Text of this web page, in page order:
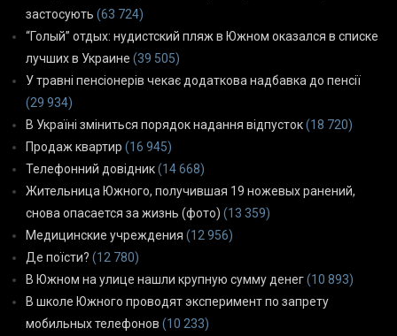
застосують (63 724)
“Голый” отдых: нудистский пляж в Южном оказался в списке
лучших в Украине (39 505)
У травні пенсіонерів чекає додаткова надбавка до пенсії
(29 934)
В Україні зміниться порядок надання відпусток(18 720)
Продаж квартир (16 945)
Телефонний довідник(14 668)
Жительница Южного, получившая 19 ножевых ранений,
снова опасается за жизнь (фото) (13 359)
Медицинские учреждения (12 956)
Де поїсти? (12 780)
В Южном на улице нашли крупную сумму денег(10 893)
В школе Южного проводят эксперимент по запрету
мобильных телефонов (10 233)